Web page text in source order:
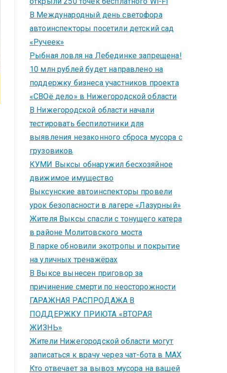
В Международный день светофора
автоинспекторы посетили детский сад
«Ручеек»
Рыбная ловля на Лебединке запрещена!
10 млн рублей будет направлено на
поддержку бизнеса участников проекта
«СВОё дело» в Нижегородской области
В Нижегородской области начали
тестировать беспилотники для
выявления незаконного сброса мусора с
грузовиков
КУМИ Выксы обнаружил бесхозяйное
движимое имущество
Выксунские автоинспекторы провели
урок безопасности в лагере «Лазурный»
Жителя Выксы спасли с тонущего катера
в районе Молитовского моста
В парке обновили экотропы и покрытие
на уличных тренажёрах
В Выксе вынесен приговор за
причинение смерти по неосторожности
ГАРАЖНАЯ РАСПРОДАЖА В
ПОДДЕРЖКУ ПРИЮТА «ВТОРАЯ
ЖИЗНЬ»
Жители Нижегородской области могут
записаться к врачу через чат-бота в MAX
Кто отвечает за вывоз мусора на вашей